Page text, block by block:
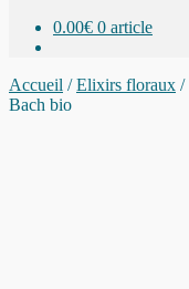
0.00€ 0 article
Accueil /Elixirs floraux /
Bach bio